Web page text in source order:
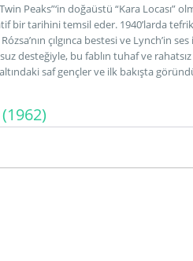
Peaks”‘in doğaüstü “Kara Locası”
bir tarihini temsil eder. 1940’larda
çılgınca bestesi ve Lynch’in ses
desteğiyle, bu fablın tuhaf ve
saf gençler ve ilk bakışta